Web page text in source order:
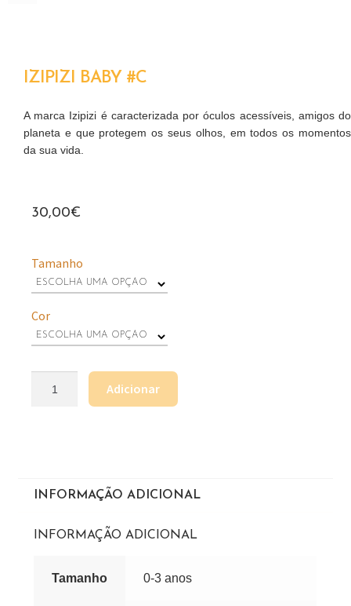
IZIPIZI BABY #C
A marca Izipizi é caracterizada por óculos acessíveis, amigos do
planeta e que protegem os seus olhos, em todos os momentos
da sua vida.
30,00€
Tamanho
Cor
Adicionar
INFORMAÇÃO ADICIONAL
INFORMAÇÃO ADICIONAL
Tamanho 0-3 anos